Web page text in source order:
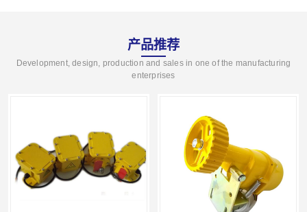
产品推荐
Development, design, production and sales in one of the manufacturing
enterprises